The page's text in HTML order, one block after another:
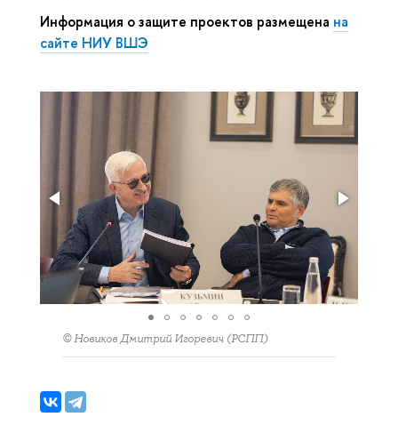
Информация о защите проектов размещена на
сайте НИУ ВШЭ
© Новиков Дмитрий Игоревич (РСПП)